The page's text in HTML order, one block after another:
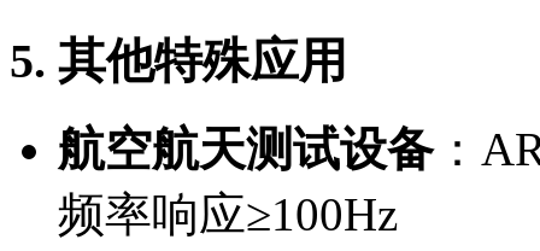
5. 其他特殊应用
航空航天测试设备：
频率响应≥100Hz